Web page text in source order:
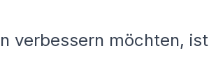
verbessern möchten, ist